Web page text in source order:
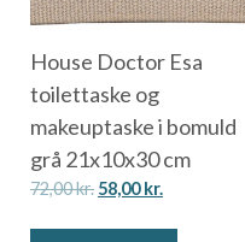
House Doctor Esa
toilettaske og
makeuptaske i bomuld
grå 21x10x30 cm
72,00kr. 58,00kr.